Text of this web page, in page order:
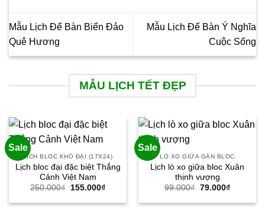
Mẫu Lịch Để Bàn Biển Đảo
Quê Hương
Mẫu Lịch Để Bàn Ý Nghĩa
Cuộc Sống
MẪU LỊCH TẾT ĐẸP
Sale
LỊCH BLOC KHỔ ĐẠI (17X24)
Lịch bloc đại đặc biệt Thắng
Cảnh Việt Nam
250.000₫
Giá
là:
155.000₫Giá
tại
Sale
LÒ XO GIỮA GẮN BLOC
Lịch lò xo giữa bloc Xuân
thịnh vượng
99.000₫ Giá
là:
79.000₫Giá
tại